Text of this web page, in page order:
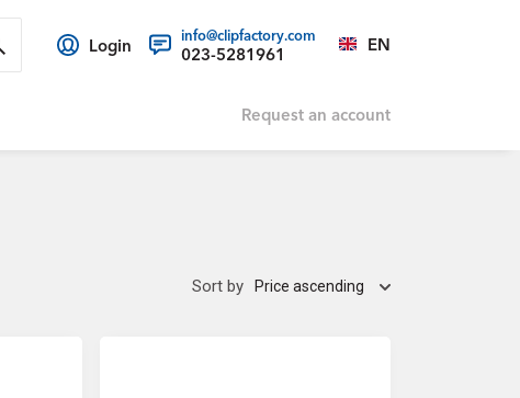
Login
info@clipfactory.com
023-5281961 EN
Request an account
Sort by